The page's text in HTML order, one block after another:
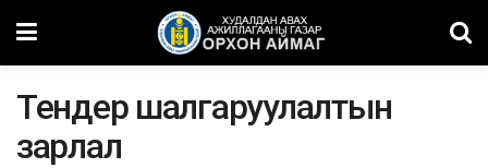
Тендер шалгаруулалтын
зарлал